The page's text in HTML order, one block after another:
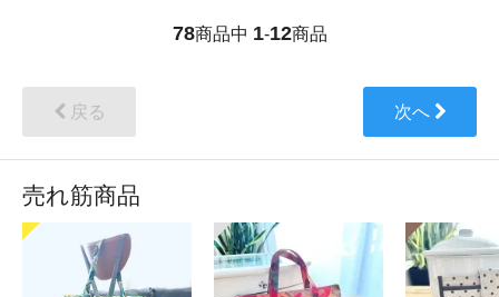
78商品中 1-12商品
戻る 次へ
売れ筋商品